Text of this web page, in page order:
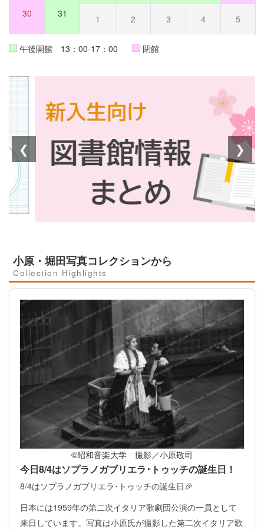
30 31 1 2 3 4 5
午後開館 13：00-17：00 閉館
❮ ❯
小原・堀田写真コレクションから
Collection Highlights
©昭和音楽大学 撮影／小原敬司
今日8/4はソプラノガブリエラ･トゥッチの誕生日！
8/4はソプラノガブリエラ･トゥッチの誕生日🎉
日本には1959年の第二次イタリア歌劇団公演の一員として
来日しています。写真は小原氏が撮影した第二次イタリア歌